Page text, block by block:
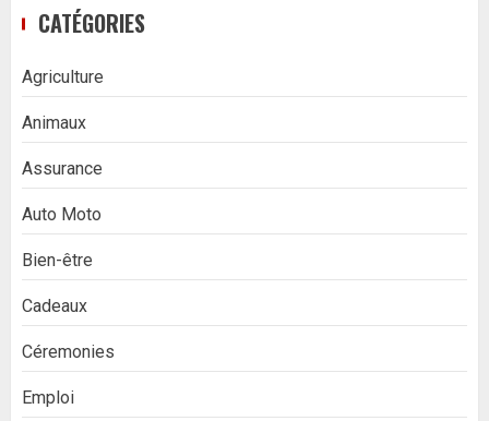
CATÉGORIES
Agriculture
Animaux
Assurance
Auto Moto
Bien-être
Cadeaux
Céremonies
Emploi